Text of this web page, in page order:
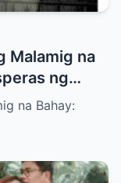
Malamig na
ng
na Bahay: